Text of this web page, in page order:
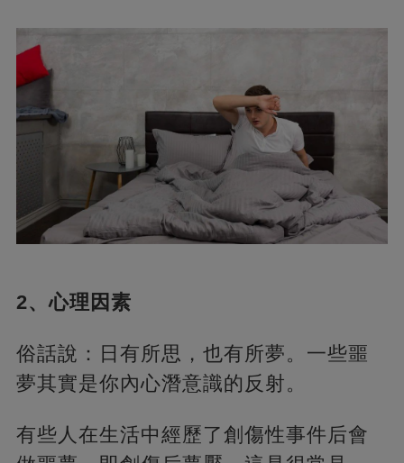
2、心理因素
俗話說：日有所思，也有所夢。一些噩
夢其實是你內心潛意識的反射。
有些人在生活中經歷了創傷性事件后會